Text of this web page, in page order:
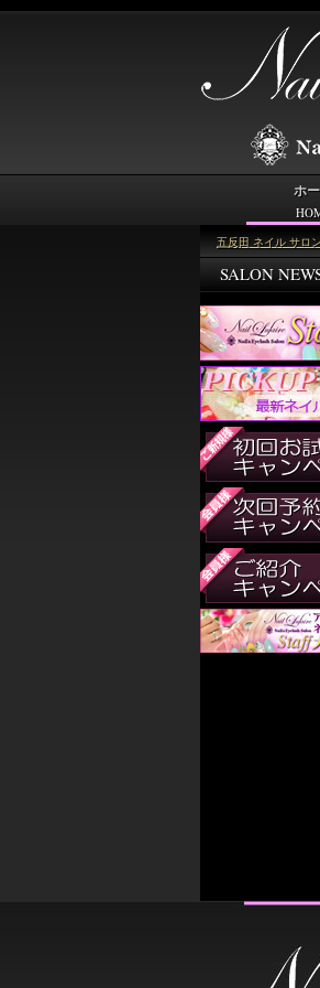
五反田 ネイル サロ
ピックアップ
SALON
ホ